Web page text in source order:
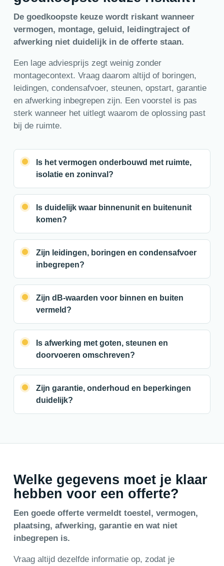
De goedkoopste keuze wordt riskant wanneer
vermogen, montage, geluid, leidingtraject of
afwerking niet duidelijk in de offerte staan.
Een lage adviesprijs zegt weinig zonder
montagecontext. Vraag daarom altijd of boringen,
leidingen, condensafvoer, steunen, opstart, garantie
en afwerking inbegrepen zijn. Een voorstel is pas
sterk wanneer het uitlegt waarom de oplossing past
bij de ruimte.
Is het vermogen onderbouwd met ruimte,
isolatie en zoninval?
Is duidelijk waar binnenunit en buitenunit
komen?
Zijn leidingen, boringen en condensafvoer
inbegrepen?
Zijn dB-waarden voor binnen en buiten
vermeld?
Is afwerking met goten, steunen en
doorvoeren omschreven?
Zijn garantie, onderhoud en beperkingen
duidelijk?
Welke gegevens moet je klaar
hebben voor een offerte?
Een goede offerte vermeldt toestel, vermogen,
plaatsing, afwerking, garantie en wat niet
inbegrepen is.
Vraag altijd dezelfde informatie op, zodat je